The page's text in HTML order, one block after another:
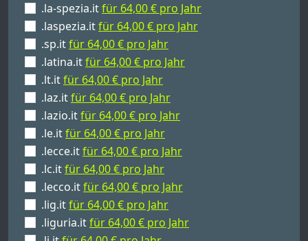
.la-spezia.itfür 64,00 € pro Jahr
.laspezia.itfür 64,00 € pro Jahr
.sp.itfür 64,00 € pro Jahr
.latina.itfür 64,00 € pro Jahr
.lt.itfür 64,00 € pro Jahr
.laz.itfür 64,00 € pro Jahr
.lazio.itfür 64,00 € pro Jahr
.le.itfür 64,00 € pro Jahr
.lecce.itfür 64,00 € pro Jahr
.lc.itfür 64,00 € pro Jahr
.lecco.itfür 64,00 € pro Jahr
.lig.itfür 64,00 € pro Jahr
.liguria.itfür 64,00 € pro Jahr